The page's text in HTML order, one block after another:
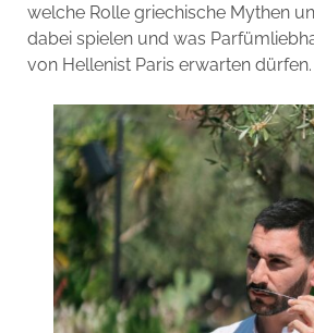
welche Rolle griechische Mythen
dabei spielen und was
von Hellenist Paris erwarten dürfen.